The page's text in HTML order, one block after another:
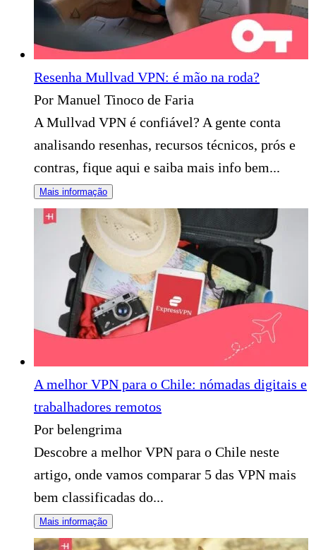
Resenha Mullvad VPN: é mão na roda?
Por Manuel Tinoco de Faria
A Mullvad VPN é confiável? A gente conta
analisando resenhas, recursos técnicos, prós e
contras, fique aqui e saiba mais info bem...
Mais informação
A melhor VPN para o Chile: nómadas digitais e
trabalhadores remotos
Por belengrima
Descobre a melhor VPN para o Chile neste
artigo, onde vamos comparar 5 das VPN mais
bem classificadas do...
Mais informação